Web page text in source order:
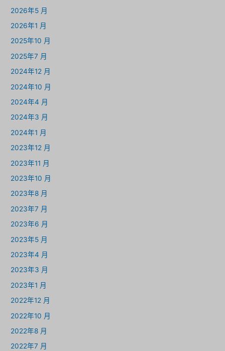
2026年5 月
2026年1 月
2025年10 月
2025年7 月
2024年12 月
2024年10 月
2024年4 月
2024年3 月
2024年1 月
2023年12 月
2023年11 月
2023年10 月
2023年8 月
2023年7 月
2023年6 月
2023年5 月
2023年4 月
2023年3 月
2023年1 月
2022年12 月
2022年10 月
2022年8 月
2022年7 月